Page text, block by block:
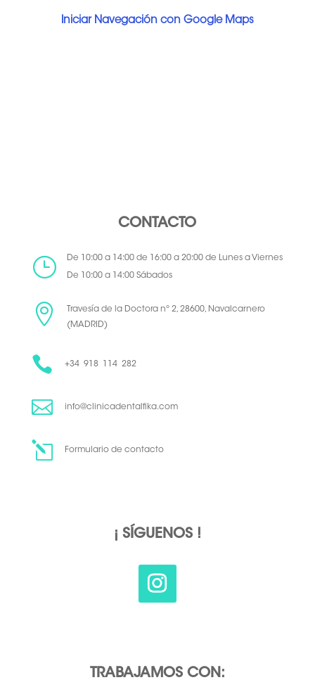
Iniciar Navegación con Google Maps
CONTACTO
} De 10:00 a 14:00 de 16:00 a 20:00 de Lunes a Viernes
De 10:00 a 14:00 Sábados

Travesía de la Doctora nº 2, 28600, Navalcarnero
(MADRID)
 +34 918 114 282
 info@clinicadentalfika.com
l Formulario de contacto
¡ SÍGUENOS !
TRABAJAMOS CON: